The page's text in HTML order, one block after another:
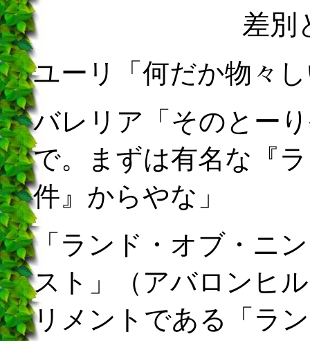
差別
ユーリ「何だか物々
バレリア「そのとー
で。まずは有名な『
件』からやな」
「ランド・オブ・ニ
スト」（アバロンヒ
リメントである「ラ